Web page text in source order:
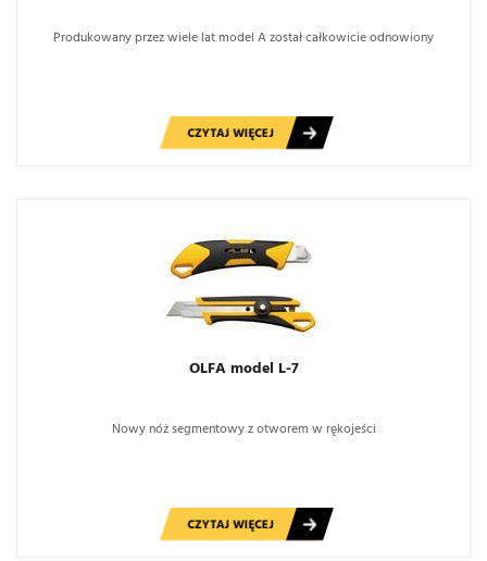
Produkowany przez wiele lat model A został całkowicie odnowiony
CZYTAJ WIĘCEJ
OLFA model L-7
Nowy nóż segmentowy z otworem w rękojeści
CZYTAJ WIĘCEJ